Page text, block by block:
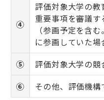
④
評価対象大学の
重要事項を審議す
（参画予定を含
に参画していた場
⑤
評価対象大学の
⑥
その他、評価機